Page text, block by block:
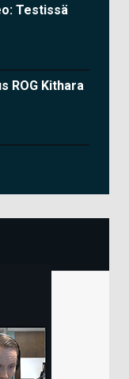
Testissä
ROG Kithara